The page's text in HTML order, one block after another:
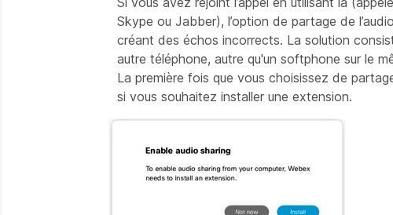
Skype ou Jabber), l’option de partage de
créant des échos incorrects. La solution
autre téléphone, autre qu'un softphone sur le
La première fois que vous choisissez de
si vous souhaitez installer une extension.